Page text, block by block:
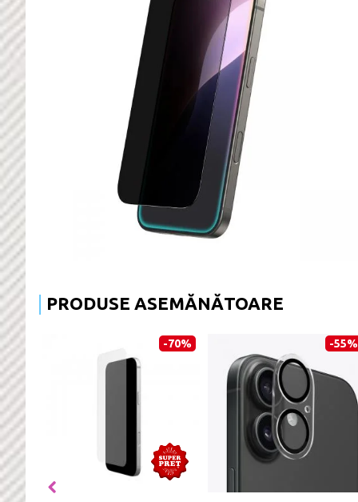
PRODUSE ASEMĂNĂTOARE
-33% -31%